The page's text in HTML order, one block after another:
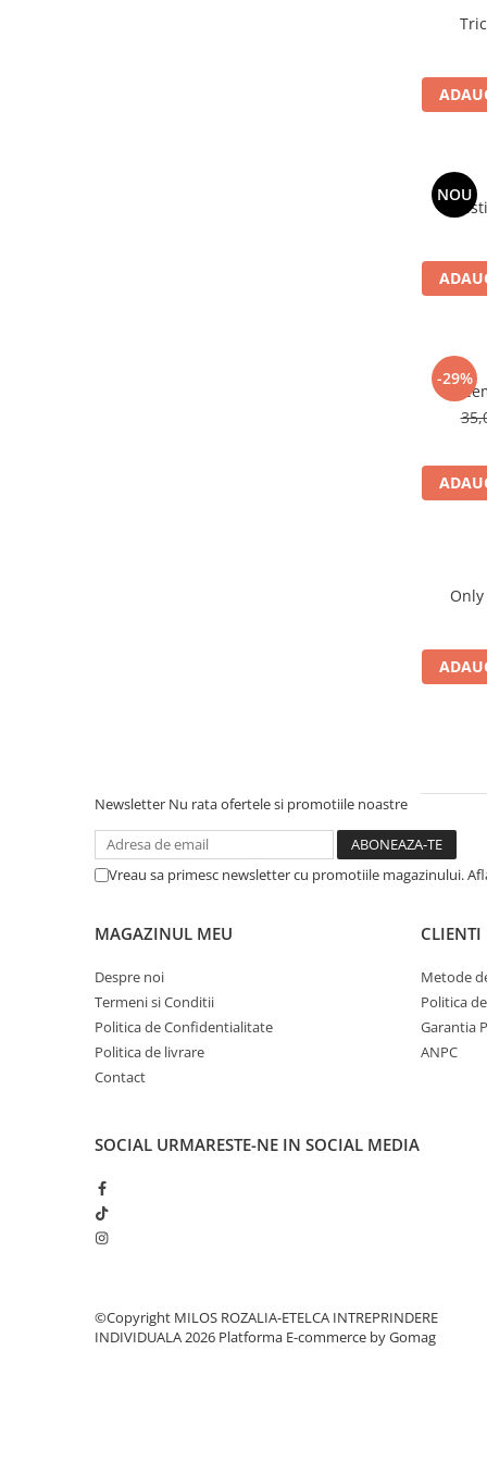
NOU
-29%
Newsletter Nu rata ofertele si promotiile noastre
Vreau sa primesc newsletter cu promotiile magazinului.
MAGAZINUL MEU
Despre noi
Termeni si Conditii
Politica de Confidentialitate
Politica de livrare
Contact
CLIENTI
Metode
Politica
Garantia
ANPC
SOCIAL URMARESTE-NE IN SOCIAL MEDIA
©Copyright MILOS ROZALIA-ETELCA INTREPRINDERE
INDIVIDUALA 2026 Platforma E-commerce by Gomag